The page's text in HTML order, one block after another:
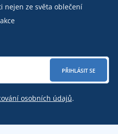
nejen ze světa oblečení
PŘIHLÁSIT SE
osobních údajů.